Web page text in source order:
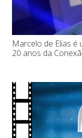
Marcelo de Elias é
20 anos da